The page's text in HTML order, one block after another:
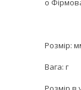
o
Розмір:
Вага: г